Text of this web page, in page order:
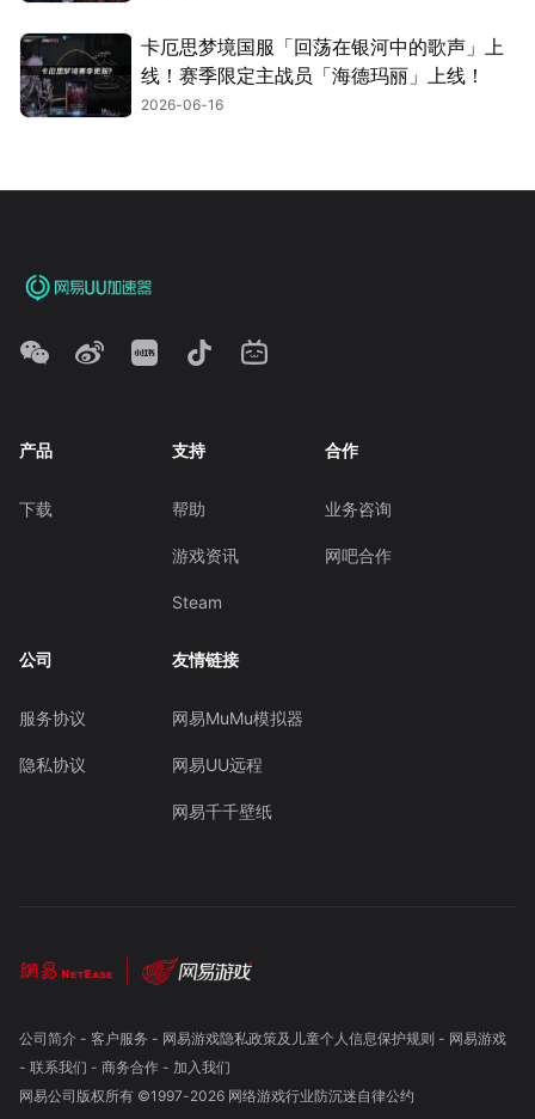
卡厄思梦境国服「回荡在银河中的歌声」上
线！赛季限定主战员「海德玛丽」上线！
2026-06-16
产品
下载
支持
帮助
游戏资讯
Steam
合作
业务咨询
网吧合作
公司
服务协议
隐私协议
友情链接
网易MuMu模拟器
网易UU远程
网易千千壁纸
公司简介- 客户服务 - 网易游戏隐私政策及儿童个人信息保护规则 - 网易游戏
- 联系我们 - 商务合作- 加入我们
网易公司版权所有 ©1997-2026 网络游戏行业防沉迷自律公约